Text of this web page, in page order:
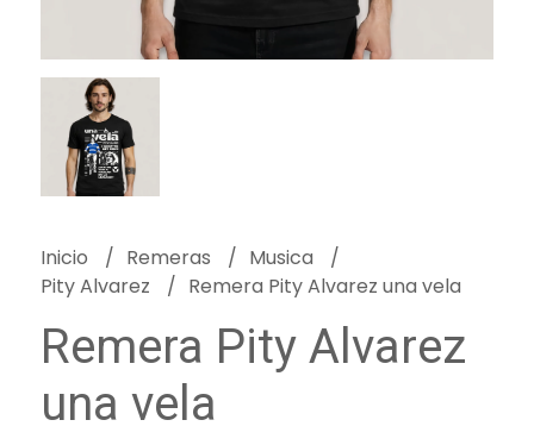
Inicio Remeras
Musica
Pity Alvarez
Remera Pity Alvarez una vela
Remera Pity Alvarez
una vela